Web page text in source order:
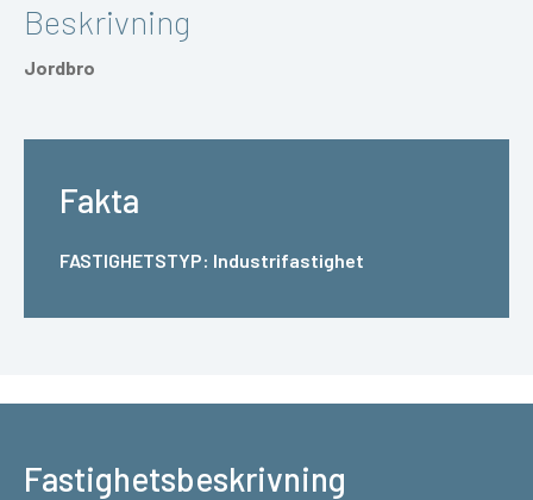
Beskrivning
Jordbro
Fakta
FASTIGHETSTYP: Industrifastighet
Fastighetsbeskrivning